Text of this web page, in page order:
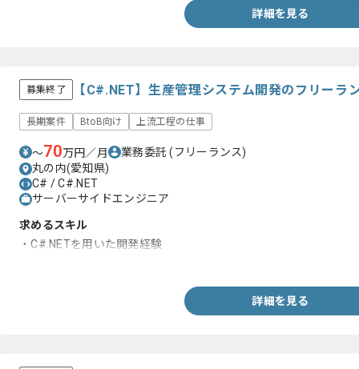
詳細を見る
募集終了 【C#.NET】生産管理システム開発のフリーラ
長期案件 BtoB向け 上流工程の仕事
〜70万円／月 業務委託(フリーランス)
丸の内(愛知県)
C# / C#.NET
サーバーサイドエンジニア
求めるスキル
・C#.NETを用いた開発経験
詳細を見る